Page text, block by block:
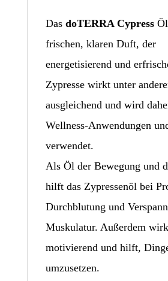
Das doTERRA Cypress
frischen, klaren Duft, der
energetisierend und
Zypresse wirkt unter
ausgleichend und wird
Wellness-Anwendungen
verwendet.
Als Öl der Bewegung und
hilft das Zypressenöl bei
Durchblutung und
Muskulatur. Außerdem
motivierend und hilft,
umzusetzen.